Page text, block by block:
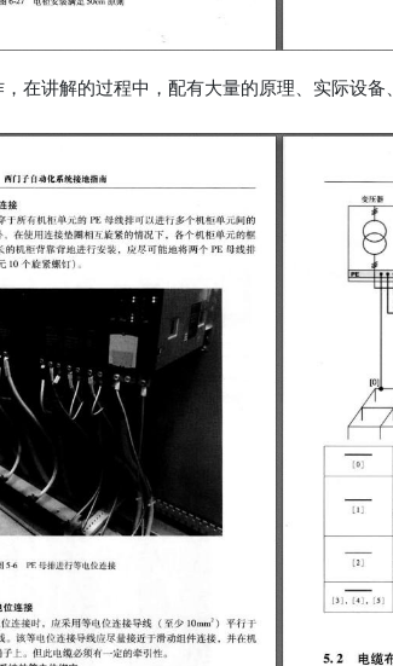
在讲解的过程中，配有大量的原理、实际设